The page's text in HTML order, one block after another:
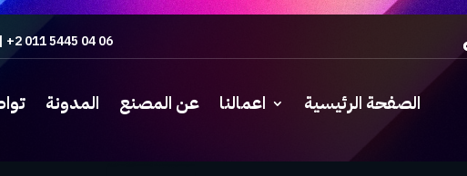
| +2 011 5445 04 06
الصفحة الرئيسية اعمالنا عن المصنع المدونة